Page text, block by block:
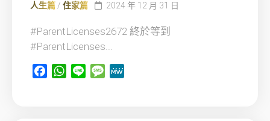
人生篇 / 住家篇 2024 年 12 月 31 日
#ParentLicenses2672 終於等到
#ParentLicenses...
FacebookWhatsApp
Line Message